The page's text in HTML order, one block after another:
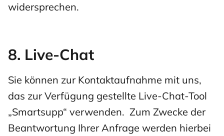
widersprechen.
8. Live-Chat
Sie können zur Kontaktaufnahme mit uns,
das zur Verfügung gestellte Live-Chat-Tool
„Smartsupp“ verwenden. Zum Zwecke der
Beantwortung Ihrer Anfrage werden hierbei